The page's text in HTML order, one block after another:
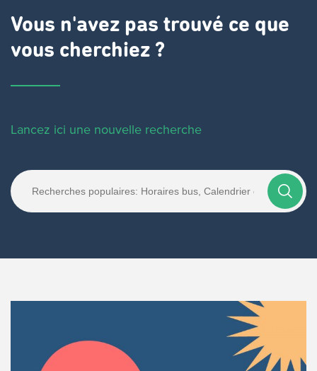
Vous n'avez pas trouvé ce que
vous cherchiez ?
Lancez ici une nouvelle recherche